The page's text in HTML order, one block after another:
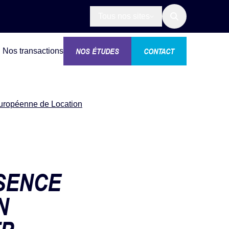
Nos transactions NOS ÉTUDES CONTACT
de Location